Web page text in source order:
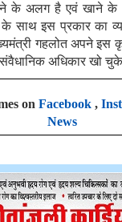
के अलग है एवं खाने
के साथ इस प्रकार का
गहलोत अपने इस
अधिकार खो
on Facebook,
News